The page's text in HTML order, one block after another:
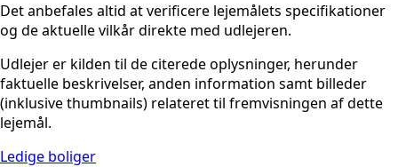
Det anbefales altid at verificere lejemålets specifikationer
og de aktuelle vilkår direkte med udlejeren.
Udlejer er kilden til de citerede oplysninger, herunder
faktuelle beskrivelser, anden information samt billeder
(inklusive thumbnails) relateret til fremvisningen af dette
lejemål.
Ledige boliger